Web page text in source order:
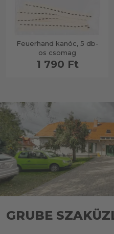
Feuerhand kanóc, 5 db-
os csomag
1 790 Ft
GRUBE